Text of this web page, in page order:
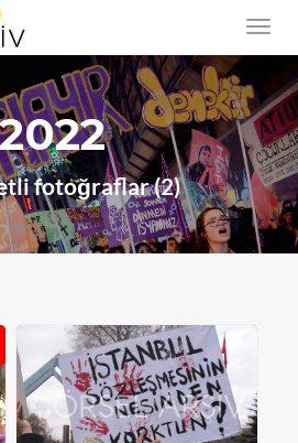
fotoğraflar (2)